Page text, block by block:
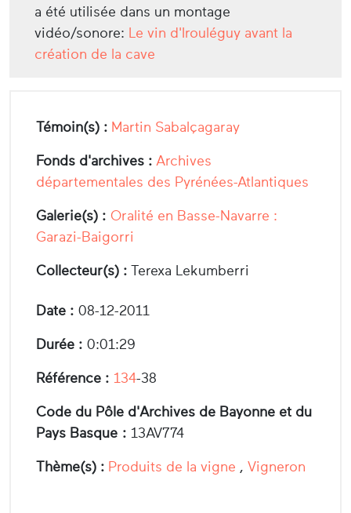
a été utilisée dans un montage
vidéo/sonore: Le vin d'Irouléguy avant la
création de la cave
Témoin(s) : Martin Sabalçagaray
Fonds d'archives : Archives
départementales des Pyrénées-Atlantiques
Galerie(s) : Oralité en Basse-Navarre :
Garazi-Baigorri
Collecteur(s) : Terexa Lekumberri
Date : 08-12-2011
Durée : 0:01:29
Référence : 134-38
Code du Pôle d'Archives de Bayonne et du
Pays Basque : 13AV774
Thème(s) : Produits de la vigne , Vigneron